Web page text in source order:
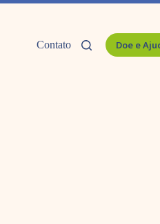
Contato Doe e